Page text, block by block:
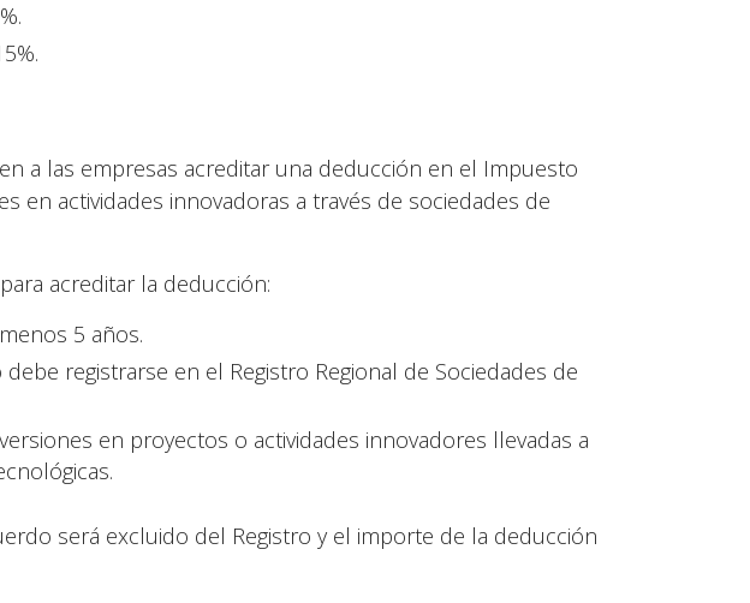
a las empresas acreditar una deducción en el Impuesto
en actividades innovadoras a través de sociedades de
acreditar la deducción:
5 años.
registrarse en el Registro Regional de Sociedades de
en proyectos o actividades innovadores llevadas a
será excluido del Registro y el importe de la deducción